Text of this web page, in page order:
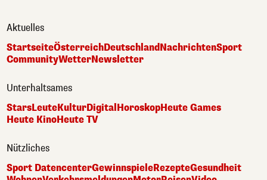
Aktuelles
StartseiteÖsterreichDeutschlandNachrichtenSport
CommunityWetterNewsletter
Unterhaltsames
StarsLeuteKulturDigital HoroskopHeute Games
Heute KinoHeute TV
Nützliches
Sport DatencenterGewinnspieleRezepteGesundheit